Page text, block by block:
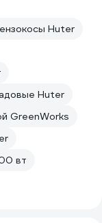
Huter
Huter
GreenWorks
вт